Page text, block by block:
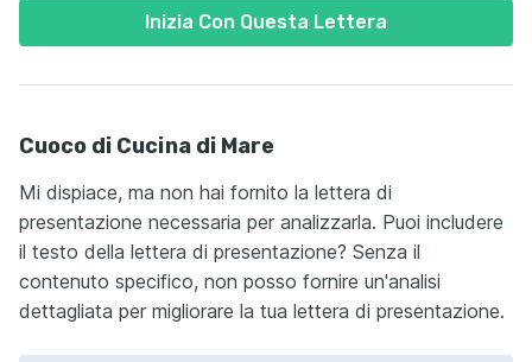
Inizia Con Questa Lettera
Cuoco di Cucina di Mare
Mi dispiace, ma non hai fornito la lettera di
presentazione necessaria per analizzarla. Puoi includere
il testo della lettera di presentazione? Senza il
contenuto specifico, non posso fornire un'analisi
dettagliata per migliorare la tua lettera di presentazione.